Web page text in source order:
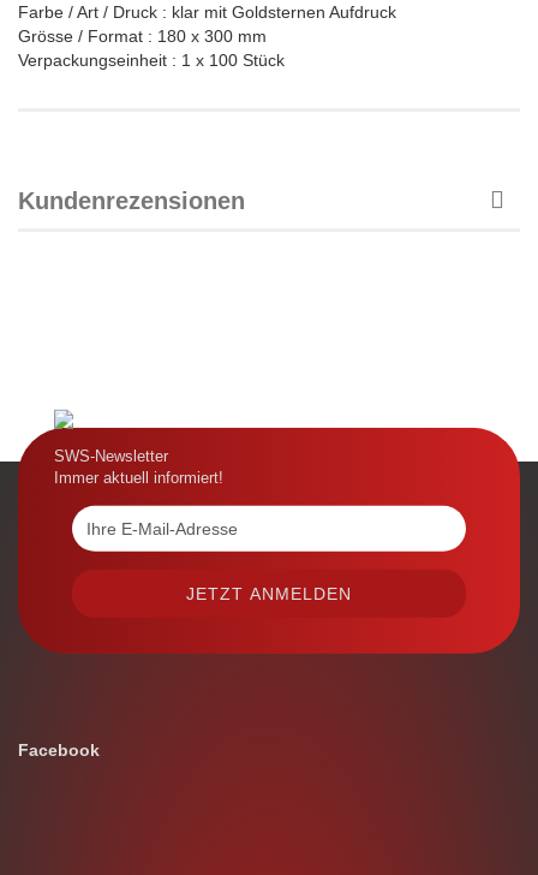
Farbe / Art / Druck : klar mit Goldsternen Aufdruck
Grösse / Format : 180 x 300 mm
Verpackungseinheit : 1 x 100 Stück
Kundenrezensionen
SWS-Newsletter
Immer aktuell informiert!
Facebook